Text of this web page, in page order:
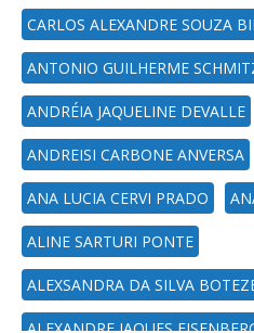
CARLOS ALEXANDRE SOUZA
ANTONIO GUILHERME
ANDRÉIA JAQUELINE DEVALLE
ANDREISI CARBONE ANVERSA
ANA LUCIA CERVI PRADO
ALINE SARTURI PONTE
ALEXSANDRA DA SILVA
ALEXANDRE JAQUES